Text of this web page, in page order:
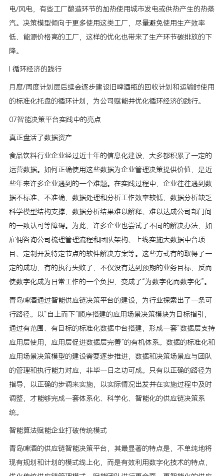
电/风电，有些工厂酿造环节的加热使用城市发电或供热产生的热蒸
汽。决策模型倾向于更多使用这类工厂，尽量避免使用生产效率
低、能源价格高的工厂，这样的优化也带来了生产环节碳排放的下
降。
l 循环经济的践行
月度/周度计划层后续会逐步建设旧啤酒瓶的回收计划和运输时使用
的标准化托盘的循环计划，为公司赋能并优化循环经济的践行。
07智能决策平台实践中的亮点
真正盘活了数据资产
食品饮料行业企业经过近十年的信息化建设，大多都积累了一定的
运营数据。如何正确使用这些数据为企业管理决策提供价值，是近
些年来许多企业遇到的一个难题。在实践过程中，企业往往遇到数
据不标准、不准确，数据处理和分析工作效率较低，数据分析缺乏
科学模型结构支撑，数据分析结果难以解释、难以达成公司部门间
的一致认可等障碍。为此，许多企业也尝试了不同的解决办法，如
雇佣咨询公司梳理管理流程和团队架构、上线实施大数据中台项
目、定制开发特定节点的软件解决方案等。这些方式有的取得了一
定的成功，有的执行失败了，不仅没有达到预期的业务目标，反而
使数字化成为日常工作的一个负担，变成了“为数字化而数字化”。
青岛啤酒通过智能供应链决策平台的建设，为行业探索出了一条可
行路径。以“自上而下”顺序搭建的应用场景决策模块为目标指引，
通过有范围、有目标的标准化数据中台搭建，形成一套“数据层支持
应用层使用，应用层促进数据层完善”的有机体系。数据的标准化和
应用场景决策模型的建设需要逐步推进，数据和决策场景应与团队
的管理和执行能力对应，非毕一日之功可成。只有以正确的路径为
指导，以正确的步调来实施，以实际情况出发并在实施过程中及时
调整，才能够完成一套体系化、科学化、智能化的供应链决策系
统。
智能算法赋能企业打破传统模式
青岛啤酒的供应链智能决策平台，其最显著的特点是，不单纯地将
现有规划和计划的模式线上化，而是有效利用数字化技术的特点，